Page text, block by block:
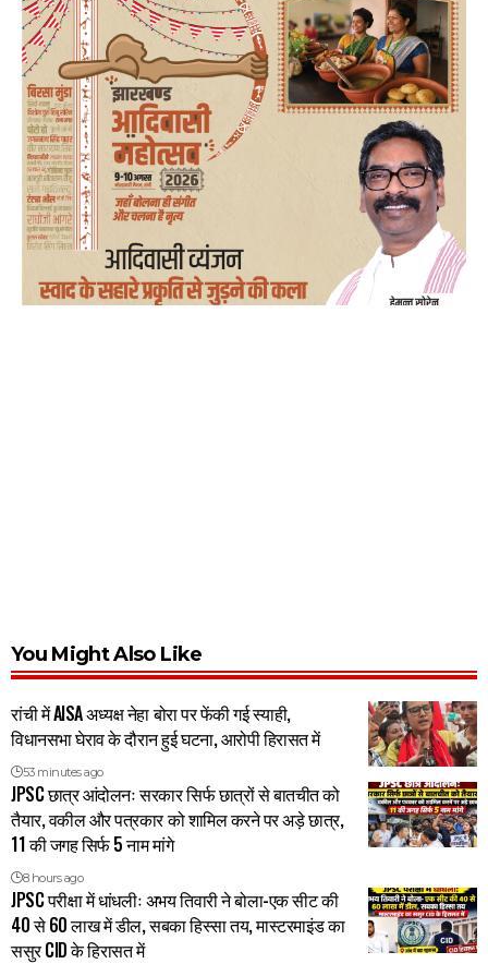
You Might Also Like
रांची में AISA अध्यक्ष नेहा बोरा पर फेंकी गई स्याही,
विधानसभा घेराव के दौरान हुई घटना, आरोपी हिरासत में
53 minutes ago
JPSC छात्र आंदोलनः सरकार सिर्फ छात्रों से बातचीत को
तैयार, वकील और पत्रकार को शामिल करने पर अड़े छात्र,
11 की जगह सिर्फ 5 नाम मांगे
8 hours ago
JPSC परीक्षा में धांधलीः अभय तिवारी ने बोला-एक सीट की
40 से 60 लाख में डील, सबका हिस्सा तय, मास्टरमाइंड का
ससुर CID के हिरासत में